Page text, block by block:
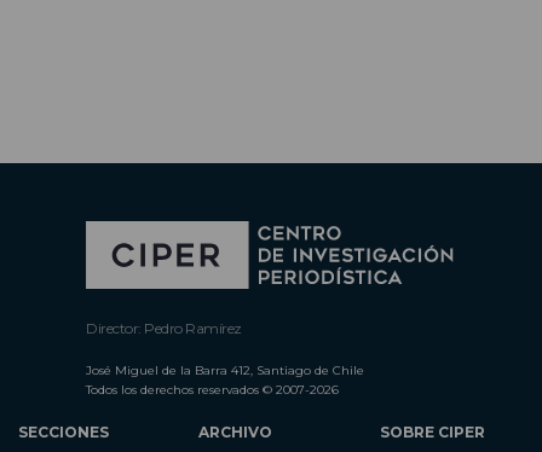
Director: Pedro Ramírez
José Miguel de la Barra 412, Santiago de Chile
Todos los derechos reservados © 2007-2026
SECCIONES
ARCHIVO
SOBRE CIPER